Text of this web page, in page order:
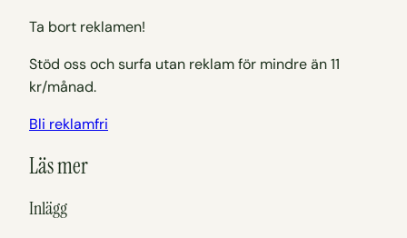
Ta bort reklamen!
Stöd oss och surfa utan reklam för mindre än 11
kr/månad.
Bli reklamfri
Läs mer
Inlägg